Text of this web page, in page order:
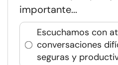
importante...
Escuchamos con
conversaciones
seguras y